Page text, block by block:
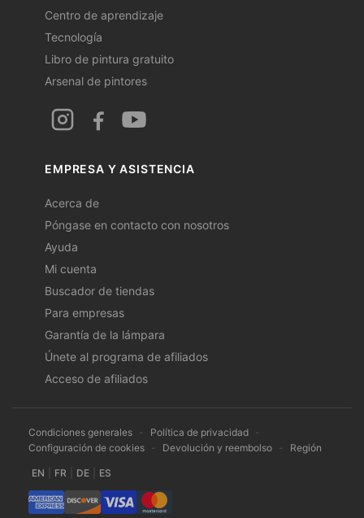
Centro de aprendizaje
Tecnología
Libro de pintura gratuito
Arsenal de pintores
EMPRESA Y ASISTENCIA
Acerca de
Póngase en contacto con nosotros
Ayuda
Mi cuenta
Buscador de tiendas
Para empresas
Garantía de la lámpara
Únete al programa de afiliados
Acceso de afiliados
Condiciones generales - Política de privacidad -
Configuración de cookies - Devolución y reembolso - Región
EN FR DE ES